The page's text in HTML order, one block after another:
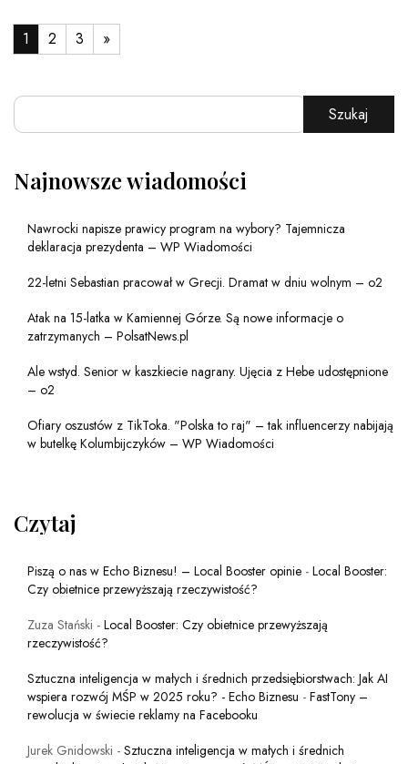
1 2 3 »
Szukaj
Najnowsze wiadomości
Nawrocki napisze prawicy program na wybory? Tajemnicza
deklaracja prezydenta – WP Wiadomości
22-letni Sebastian pracował w Grecji. Dramat w dniu wolnym – o2
Atak na 15-latka w Kamiennej Górze. Są nowe informacje o
zatrzymanych – PolsatNews.pl
Ale wstyd. Senior w kaszkiecie nagrany. Ujęcia z Hebe udostępnione
– o2
Ofiary oszustów z TikToka. "Polska to raj" – tak influencerzy nabijają
w butelkę Kolumbijczyków – WP Wiadomości
Czytaj
Piszą o nas w Echo Biznesu! – Local Booster opinie - Local Booster:
Czy obietnice przewyższają rzeczywistość?
Zuza Stański - Local Booster: Czy obietnice przewyższają
rzeczywistość?
Sztuczna inteligencja w małych i średnich przedsiębiorstwach: Jak AI
wspiera rozwój MŚP w 2025 roku? - Echo Biznesu - FastTony –
rewolucja w świecie reklamy na Facebooku
Jurek Gnidowski - Sztuczna inteligencja w małych i średnich